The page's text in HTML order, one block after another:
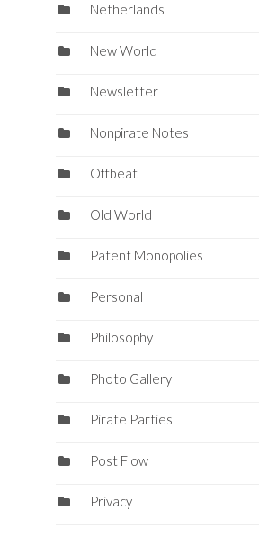
Netherlands
New World
Newsletter
Nonpirate Notes
Offbeat
Old World
Patent Monopolies
Personal
Philosophy
Photo Gallery
Pirate Parties
Post Flow
Privacy